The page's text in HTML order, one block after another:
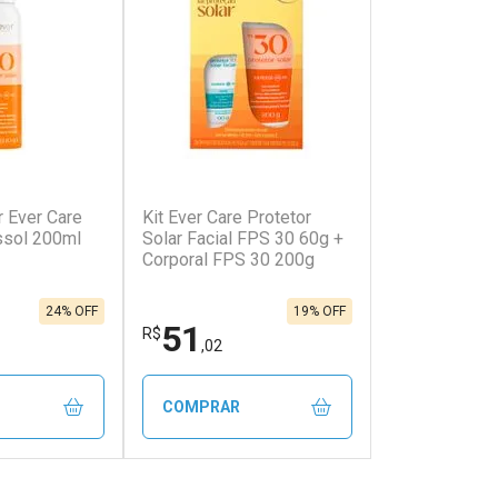
cada
cada
Ativar Desconto
Por R$ 162,99/cada
Por R$ 162,99/cada
Care
200ml
24% OFF
Kit Ever Care Protetor
Solar Facial FPS 30 60g +
Corporal FPS 30 200g
R$51 ,02
19% OFF
COMPRAR